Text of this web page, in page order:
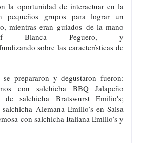
la oportunidad de interactuar en la
pequeños grupos para lograr un
mientras eran guiados de la mano
Peguero, y
sobre las características de
prepararon y degustaron fueron:
con salchicha BBQ Jalapeño
salchicha Bratswurst Emilio's;
Alemana Emilio’s en Salsa
con salchicha Italiana Emilio’s y